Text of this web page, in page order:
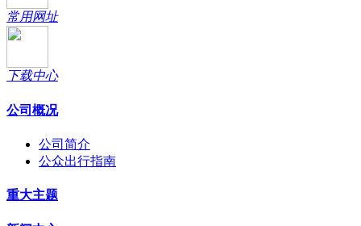
常用网址
下载中心
公司概况
公司简介
公众出行指南
重大主题